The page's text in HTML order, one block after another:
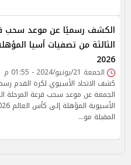
الكشف رسميًا عن موعد سحب
الثالثة من تصفيات أسيا
2026
الجمعة 21/يونيو/2024 - 01:55 م
كشف الاتحاد الأسيوي لكرة القدم
الجمعة عن موعد سحب قرعة المرحلة
المقبلة مو…